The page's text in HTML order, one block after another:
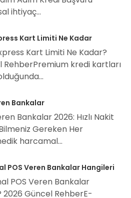
ihtiyaç...
Kart Limiti Ne Kadar
Kart Limiti Ne Kadar?
RehberPremium kredi kartları
Bankalar
Bankalar 2026: Hızlı Nakit
Gereken Her
harcamal...
POS Veren Bankalar Hangileri
POS Veren Bankalar
2026 Güncel RehberE-